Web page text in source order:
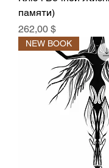
памяти)
Цена
262,00 $
NEW BOOK